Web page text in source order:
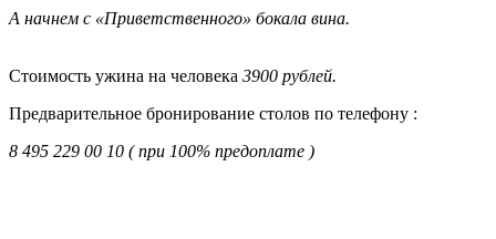
А начнем с «Приветственного» бокала вина.
Стоимость ужина на человека 3900 рублей.
Предварительное бронирование столов по телефону :
8 495 229 00 10 ( при 100% предоплате )